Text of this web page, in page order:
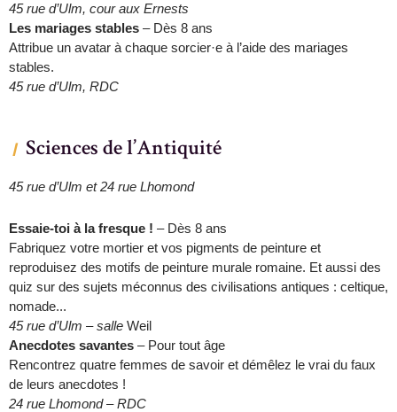
45 rue d’Ulm, cour aux Ernests
Les mariages stables – Dès 8 ans
Attribue un avatar à chaque sorcier·e à l’aide des mariages
stables.
45 rue d’Ulm, RDC
Sciences de l’Antiquité
45 rue d’Ulm et 24 rue Lhomond
Essaie-toi à la fresque ! – Dès 8 ans
Fabriquez votre mortier et vos pigments de peinture et
reproduisez des motifs de peinture murale romaine. Et aussi des
quiz sur des sujets méconnus des civilisations antiques : celtique,
nomade...
45 rue d’Ulm – salle Weil
Anecdotes savantes – Pour tout âge
Rencontrez quatre femmes de savoir et démêlez le vrai du faux
de leurs anecdotes !
24 rue Lhomond – RDC